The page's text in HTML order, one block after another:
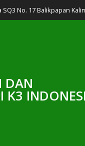
No. 17 Balikpapan
DAN
K3